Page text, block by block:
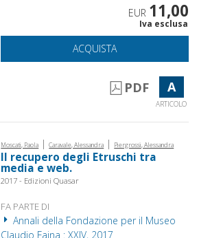
EUR 11,00
Iva esclusa
ACQUISTA
PDF A
ARTICOLO
Moscati, Paola | Caravale, Alessandra | Piergrossi, Alessandra
Il recupero degli Etruschi tra
media e web.
2017 - Edizioni Quasar
FA PARTE DI
Annali della Fondazione per il Museo
Claudio Faina : XXIV, 2017